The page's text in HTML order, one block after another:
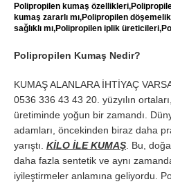
Polipropilen kumaş
kumaş zararlı mı,Polipropilen
sağlıklı mı,Polipropilen iplik
Polipropilen Kumaş Nedir?
KUMAŞ ALANLARA İHTİYAÇ
0536 336 43 43 20. yüzyılın
üretiminde yoğun bir zamandı.
adamları, öncekinden biraz daha
yarıştı. KİLO İLE KUMAŞ . Bu,
daha fazla sentetik ve aynı
iyileştirmeler anlamına geliyordu.